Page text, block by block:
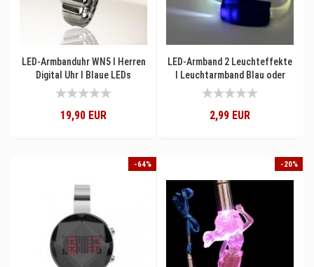
LED-Armbanduhr WN5 I Herren
Digital Uhr I Blaue LEDs
19,90 EUR
LED-Armband 2 Leuchteffekte
I Leuchtarmband Blau oder
Weiß I Festival-Armband
Schlagerparty &
Konzertarmband
2,99 EUR
-64% -20%